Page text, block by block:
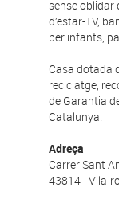
sense oblidar
d’estar-TV,
per infants,
Casa dotada
reciclatge,
de Garantia
Catalunya.
Adreça
Carrer Sant
43814 - Vila-